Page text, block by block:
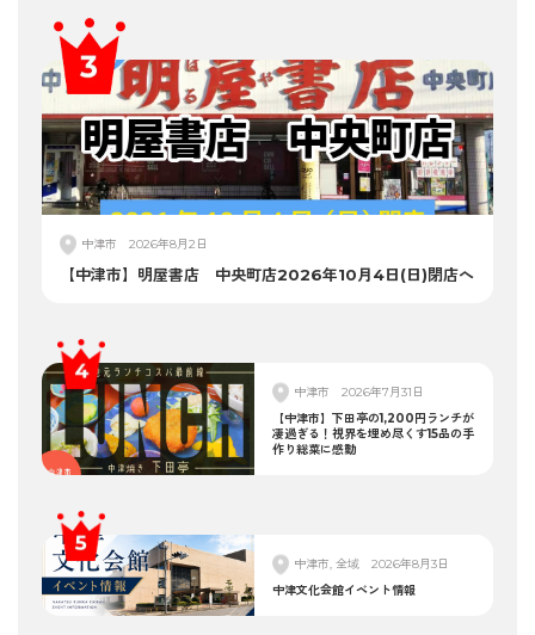
中津市 2026年8月2日
【中津市】明屋書店 中央町店2026年10月4日(日)閉店へ
中津市
2026年7月31日
【中津市】下田亭の1,200円ランチが
凄過ぎる！視界を埋め尽くす15品の手
作り総菜に感動
中津市, 全域
2026年8月3日
中津文化会館イベント情報